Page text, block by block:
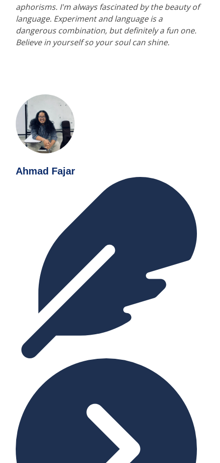
aphorisms. I'm always fascinated by the beauty of
language. Experiment and language is a
dangerous combination, but definitely a fun one.
Believe in yourself so your soul can shine.
Ahmad Fajar